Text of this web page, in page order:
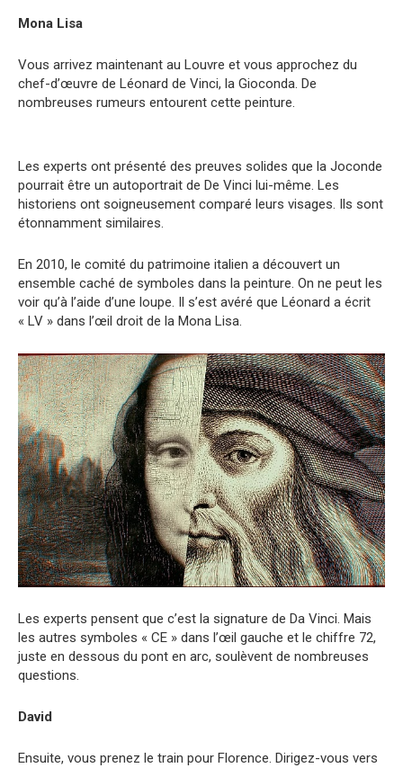
Mona Lisa
Vous arrivez maintenant au Louvre et vous approchez du
chef-d’œuvre de Léonard de Vinci, la Gioconda. De
nombreuses rumeurs entourent cette peinture.
Les experts ont présenté des preuves solides que la Joconde
pourrait être un autoportrait de De Vinci lui-même. Les
historiens ont soigneusement comparé leurs visages. Ils sont
étonnamment similaires.
En 2010, le comité du patrimoine italien a découvert un
ensemble caché de symboles dans la peinture. On ne peut les
voir qu’à l’aide d’une loupe. Il s’est avéré que Léonard a écrit
« LV » dans l’œil droit de la Mona Lisa.
Les experts pensent que c’est la signature de Da Vinci. Mais
les autres symboles « CE » dans l’œil gauche et le chiffre 72,
juste en dessous du pont en arc, soulèvent de nombreuses
questions.
David
Ensuite, vous prenez le train pour Florence. Dirigez-vous vers